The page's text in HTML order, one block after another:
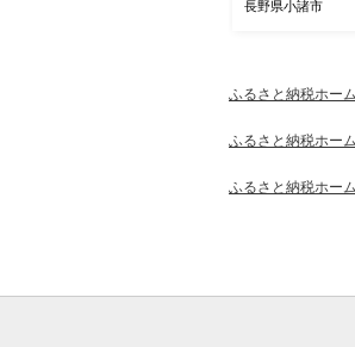
長野県小諸市
ふるさと納税ホーム
ふるさと納税ホーム
ふるさと納税ホーム